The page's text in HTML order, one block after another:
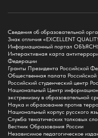
Подготовительное
Поступление
Приемная комиссия
Поступай в БГПУ
Специальности и направления
Списки поступающих
Приказы о зачислении
Полезные материалы
Общежитие
Информация о целевом
Обркредит в СПО
Бакалавриат
Магистратура
Сведения об образовательной
Знак отличия «EXCELLENT
Информационный портал
Интерактивная карта
Федерации
Гранты Президента Российской
Общественная палата
Российский студенческий центр
Национальный Центр
экстремизму в образовательной
Наука и образование против
Национальный корпус русского
Служба тематических толковых
Вестник Образования России
Независимое педагогическое